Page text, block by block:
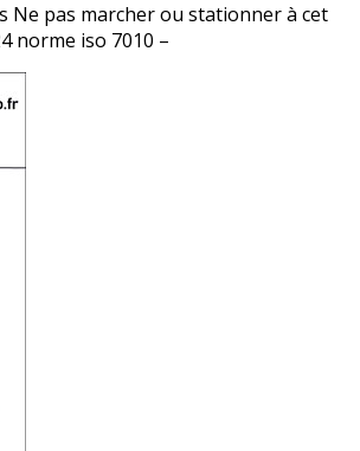
Ne pas marcher ou stationner à cet
norme iso 7010 –